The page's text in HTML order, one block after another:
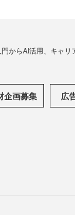
からAI活用、キャリ
企画募集 広